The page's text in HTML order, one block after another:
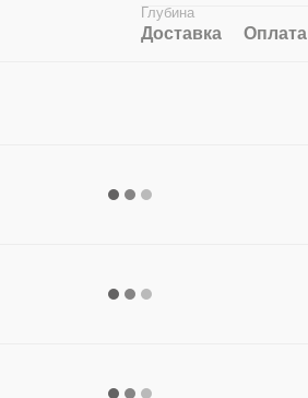
Глубина
Доставка Оплата